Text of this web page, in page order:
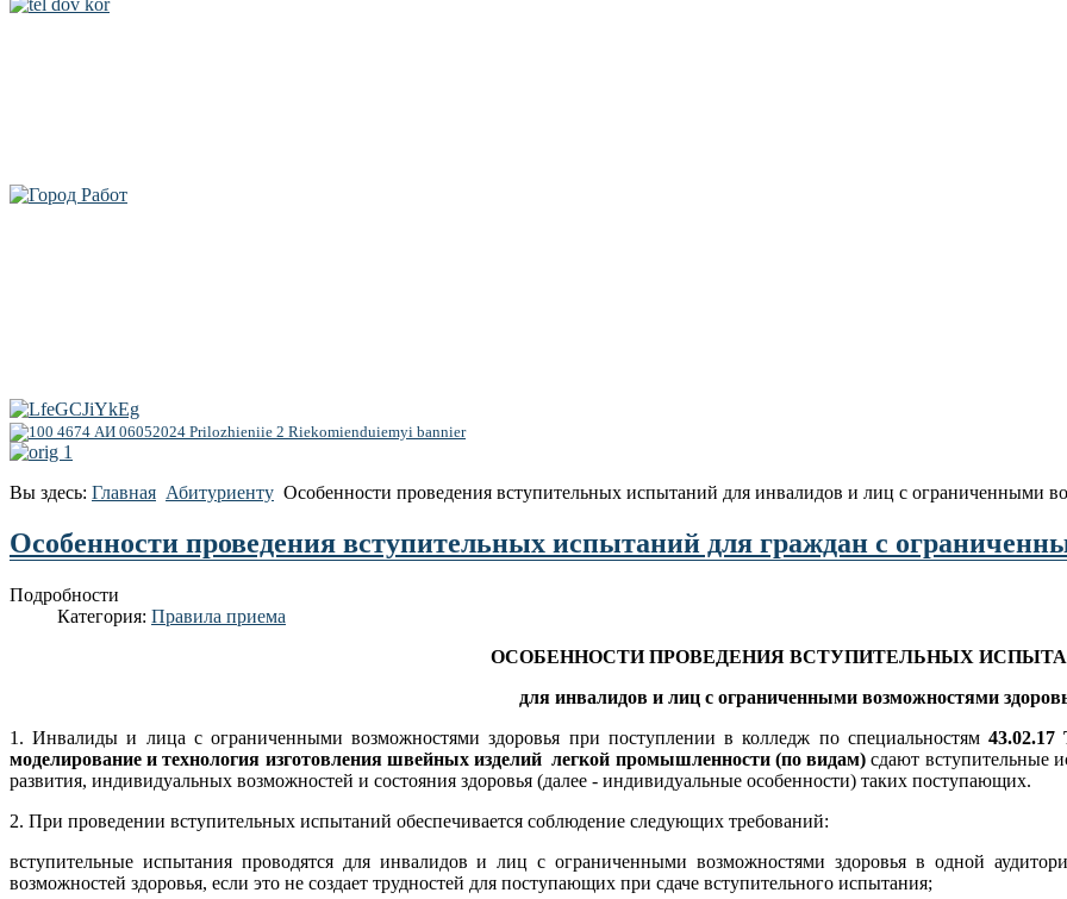
Вы здесь: Главная Абитуриенту Особенности проведения вступительных испытаний для инвалидов и лиц с ограниченными
Особенности проведения вступительных испытаний для граждан с
Подробности
Категория: Правила приема
ОСОБЕННОСТИ ПРОВЕДЕНИЯ ВСТУПИТЕЛЬНЫХ
для инвалидов и лиц с ограниченными возможностями
1. Инвалиды и лица с ограниченными возможностями здоровья при поступлении в колледж по специальностям 43.02.17
моделирование и технология изготовления швейных изделий легкой промышленности (по видам) сдают вступительные
развития, индивидуальных возможностей и состояния здоровья (далее - индивидуальные особенности) таких поступающих.
2. При проведении вступительных испытаний обеспечивается соблюдение следующих требований:
вступительные испытания проводятся для инвалидов и лиц с ограниченными возможностями здоровья в одной
возможностей здоровья, если это не создает трудностей для поступающих при сдаче вступительного испытания;